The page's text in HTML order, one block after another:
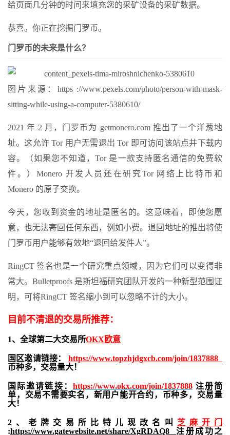
给页面几分钟的时间来填充您的采矿设备的采矿数据。
恭喜。你正在挖掘门罗币。
门罗币的未来是什么？
图片来源：https ://www.pexels.com/photo/person-with-mask-
sitting-while-using-a-computer-5380610/
2021 年 2 月，门罗币为 getmonero.com 推出了一个洋葱地
址。这允许 Tor 用户无需退出 Tor 即可访问该站点并下载内
容。（如果您不知道，Tor 是一款支持匿名通信的免费软
件。）Monero 开发人员还在研究Tor 网络上比特币和
Monero 的原子交换。
今天，您收到资金的地址是匿名的。这意味着，即使您愿
意，也无法寄回任何东西，例如小费。退回地址的推出将使
门罗币用户能够有效地“退回给发件人”。
RingCT 签名也是一个研究重点领域，因为它们可以变得非
常大。Bulletproofs 是斯坦福研究团队开发的一种新型范围证
明，可将RingCT 签名缩小到可以忽略不计的大小。
目前不清退的交易所推荐：
1、全球第二大交易所OKX欧意
国区邀请链接： https://www.topzhjdgxcb.com/join/1837888
币种多，交易量大！
国际邀请链接： https://www.okx.com/join/1837888注册简
单，交易不需要实名，新用户能开合约， 币种多，交易量
大！
2、老牌交易所比特儿现改名叫 芝麻开门
:https://www.gatewebsite.net/share/XgRDAQ8 注册成功之